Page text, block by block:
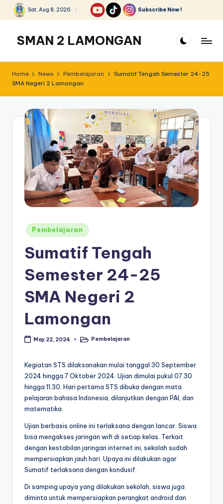
Skip
content
Sat, Aug 8, 2026 Subscribe Now !
SMAN 2 LAMONGAN
Home News Pembelajaran
Sumatif Tengah Semester 24-25
SMA Negeri 2 Lamongan
Posted
in
Pembelajaran
Sumatif Tengah
Semester 24-25
SMA Negeri 2
Lamongan
May 22, 2024
PostedPembelajaran
Kegiatan STS dilaksanakan mulai tanggal 30 September
2024 hingga 7 Oktober 2024. Ujian dimulai pukul 07.30
hingga 11.30. Hari pertama STS dibuka dengan mata
pelajaran bahasa Indonesia, dilanjutkan dengan PAI, dan
matematika.
Ujian berbasis online ini terlaksana dengan lancar. Siswa
bisa mengakses jaringan wifi di setiap kelas. Terkait
dengan kestabilan jaringan internet ini, sekolah sudah
mempersiapkan jauh hari. Upaya ini dilakukan agar
Sumatif terlaksana dengan kondusif.
Di samping upaya yang dilakukan sekolah, siswa juga
diminta untuk mempersiapkan perangkat android dan